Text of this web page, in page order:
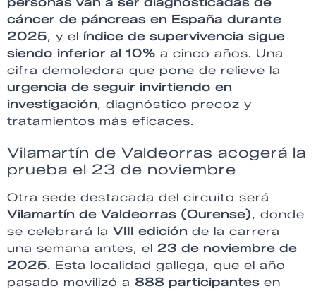
cáncer de páncreas en España durante
2025, y el índice de supervivencia sigue
siendo inferior al 10% a cinco años. Una
cifra demoledora que pone de relieve la
urgencia de seguir invirtiendo en
investigación, diagnóstico precoz y
tratamientos más eficaces.
Vilamartín de Valdeorras acogerá la
prueba el 23 de noviembre
Otra sede destacada del circuito será
Vilamartín de Valdeorras (Ourense), donde
se celebrará la VIII edición de la carrera
una semana antes, el 23 de noviembre de
2025. Esta localidad gallega, que el año
pasado movilizó a 888 participantes en